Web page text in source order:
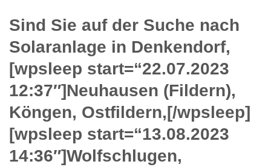
Sind Sie auf der Suche nach
Solaranlage in Denkendorf,
[wpsleep start=“22.07.2023
12:37″]Neuhausen (Fildern),
Köngen, Ostfildern,[/wpsleep]
[wpsleep start=“13.08.2023
14:36″]Wolfschlugen,